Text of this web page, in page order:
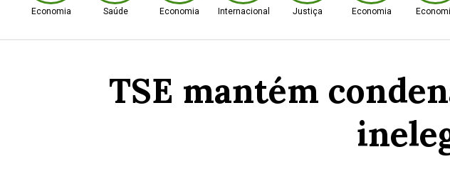
Economia Saúde Economia Internacional Justiça Economia
TSE mantém